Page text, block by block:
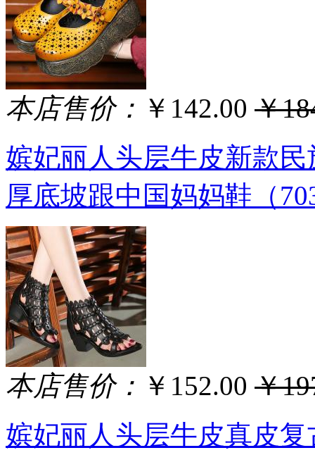
本店售价： ￥142.00 ￥
嫔妃丽人头层牛皮新款
厚底坡跟中国妈妈鞋（
本店售价： ￥152.00 ￥
嫔妃丽人头层牛皮真皮